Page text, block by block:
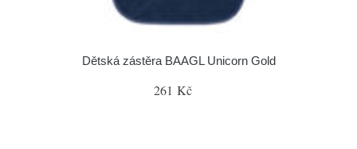
Dětská zástěra BAAGL Unicorn Gold
261 Kč